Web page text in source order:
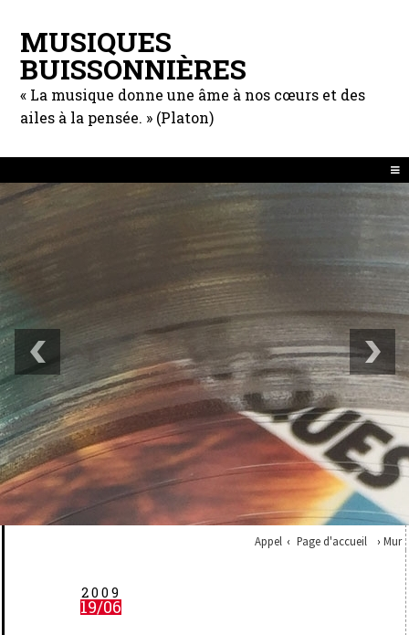
MUSIQUES
BUISSONNIÈRES
« La musique donne une âme à nos cœurs et des
ailes à la pensée. » (Platon)
Appel Page d'accueil Mur
2009
19/06